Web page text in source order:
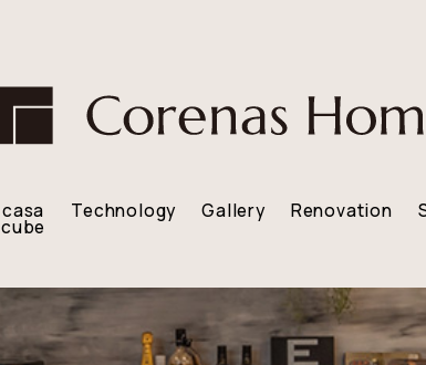
casa
cube
Technology Gallery Renovation